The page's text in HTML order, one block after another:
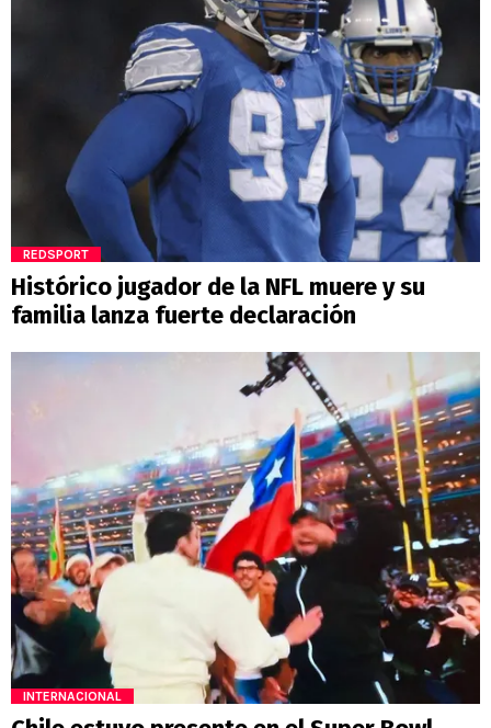
REDSPORT
Histórico jugador de la NFL muere y su
familia lanza fuerte declaración
INTERNACIONAL